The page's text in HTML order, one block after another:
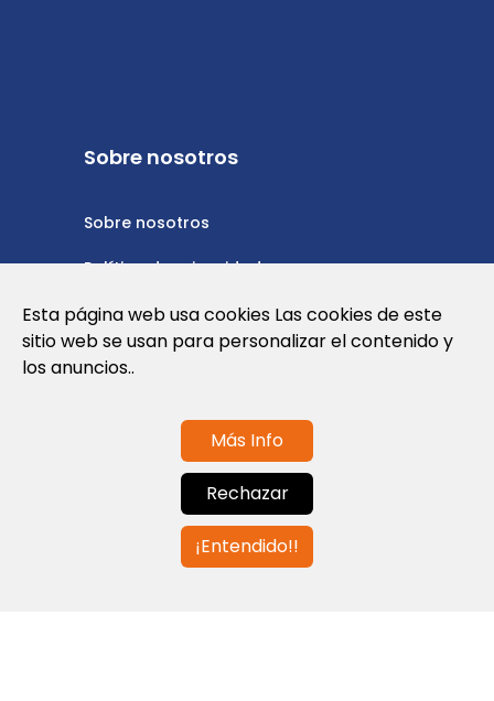
Sobre nosotros
Sobre nosotros
Política de privacidad
Política de cookies
Nota Legal y Condiciones de Uso de la
Contáctanos
info@globalagents.net
Esta página web usa cookies Las cookies de este
sitio web se usan para personalizar el contenido y
los anuncios..
Más Info
Rechazar
¡Entendido!!